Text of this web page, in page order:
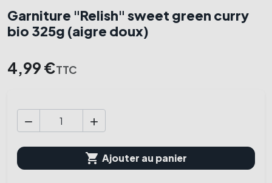
Garniture "Relish" sweet green curry
bio 325g (aigre doux)
4,99 €TTC
 
 Ajouter au panier